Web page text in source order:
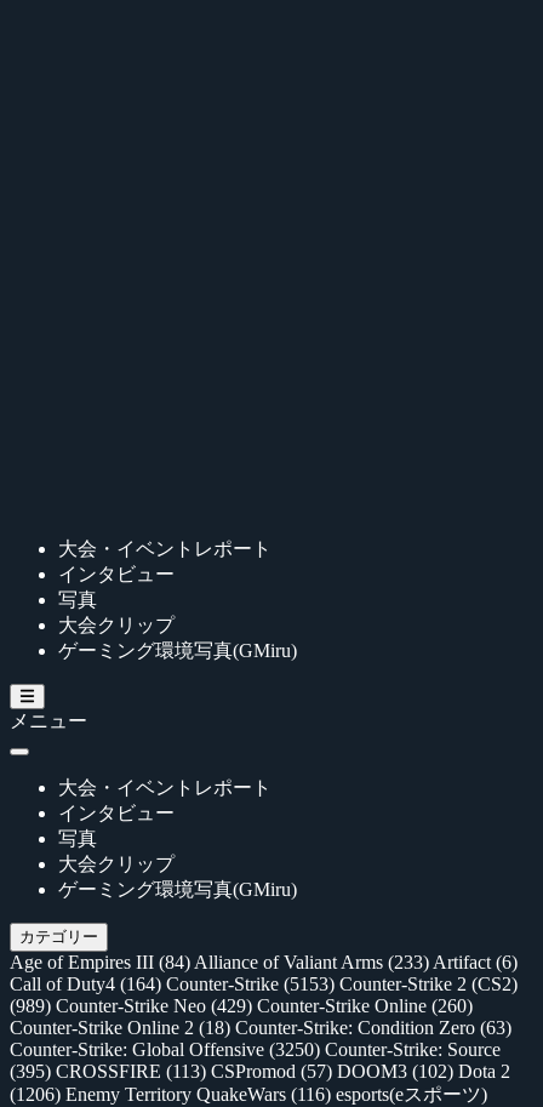
大会・イベントレポート
インタビュー
写真
大会クリップ
ゲーミング環境写真(GMiru)
メニュー
大会・イベントレポート
インタビュー
写真
大会クリップ
ゲーミング環境写真(GMiru)
カテゴリー
Age of Empires III (84) Alliance of Valiant Arms (233) Artifact (6)
Call of Duty4 (164) Counter-Strike (5153) Counter-Strike 2 (CS2)
(989) Counter-Strike Neo (429) Counter-Strike Online (260)
Counter-Strike Online 2 (18) Counter-Strike: Condition Zero (63)
Counter-Strike: Global Offensive (3250) Counter-Strike: Source
(395) CROSSFIRE (113) CSPromod (57) DOOM3 (102) Dota 2
(1206) Enemy Territory QuakeWars (116) esports(eスポーツ)